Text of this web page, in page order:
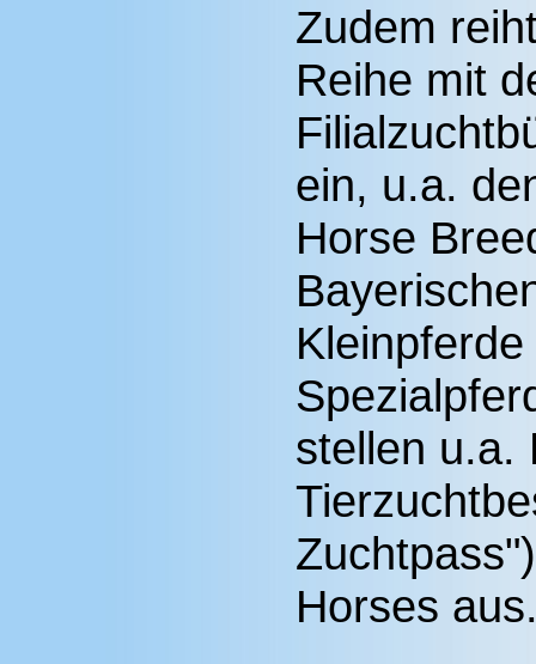
Zudem
Reihe mit
ein, u.a.
Horse
stellen u.a.
Horses